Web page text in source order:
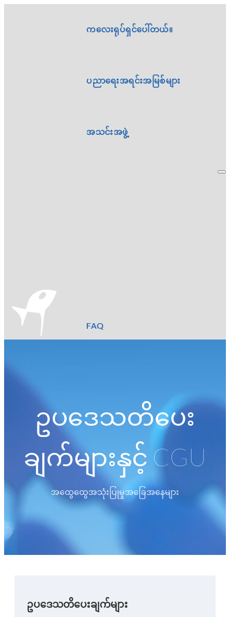
ကလေးရုပ်ရှင်ပေါ်တယ်။
ပညာရေးအရင်းအမြစ်များ
အသင်းအဖွဲ့
FAQ
ဥပဒေသတိပေး
ချက်များနှင့် CGU
အထွေထွေအသုံးပြုမှုအခြေအနေများ
ဥပဒေသတိပေးချက်များ